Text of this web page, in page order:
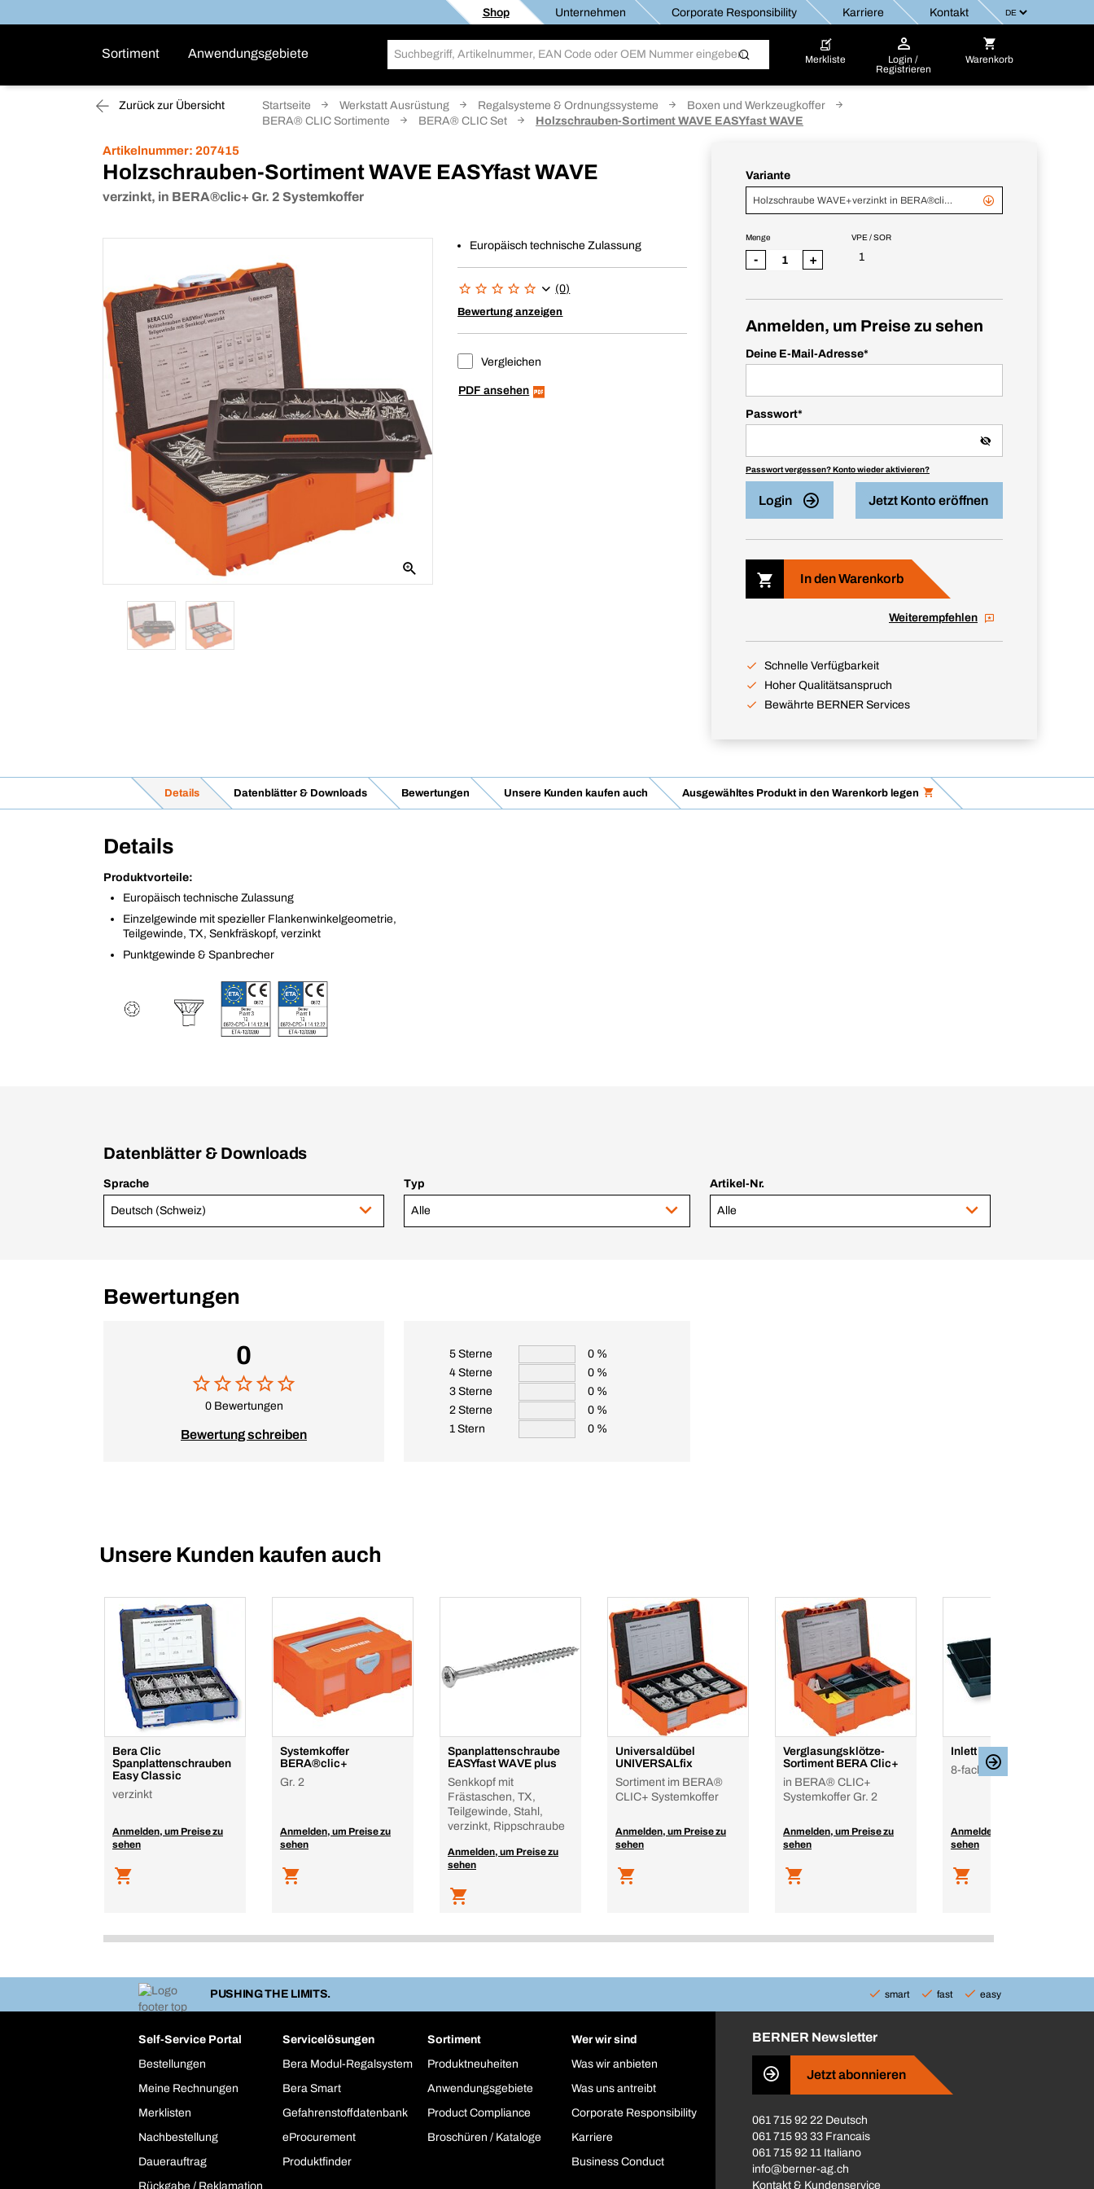
Shop Unternehmen Corporate Responsibility Karriere Kontakt
Sortiment Anwendungsgebiete Merkliste
Login /
Registrieren
Warenkorb
Zurück zur Übersicht Startseite Werkstatt Ausrüstung Regalsysteme & Ordnungssysteme
Boxen und Werkzeugkoffer
BERA® CLIC Sortimente
BERA® CLIC Set Holzschrauben-Sortiment WAVE EASYfast WAVE
Artikelnummer: 207415
Holzschrauben-Sortiment WAVE EASYfast WAVE
verzinkt, in BERA®clic+ Gr. 2 Systemkoffer
Europäisch technische Zulassung
(0)
Bewertung anzeigen
Vergleichen
PDF ansehen
Variante
Holzschraube WAVE+verzinkt in BERA®clic+
VPE / SOR
1
Menge
- +
Anmelden, um Preise zu sehen
Deine E-Mail-Adresse*
Passwort*
Passwort vergessen? Konto wieder aktivieren?
Login Jetzt Konto eröffnen
In den Warenkorb
Weiterempfehlen
Schnelle Verfügbarkeit
Hoher Qualitätsanspruch
Bewährte BERNER Services
Details Datenblätter & Downloads Bewertungen Unsere Kunden kaufen auch Ausgewähltes Produkt in den Warenkorb legen
Details
Produktvorteile:
Europäisch technische Zulassung
Einzelgewinde mit spezieller Flankenwinkelgeometrie,
Teilgewinde, TX, Senkfräskopf, verzinkt
Punktgewinde & Spanbrecher
Datenblätter & Downloads
Sprache
Deutsch (Schweiz)
Typ
Alle
Artikel-Nr.
Alle
Bewertungen
0
0 Bewertungen
Bewertung schreiben
5 Sterne
0 %
4 Sterne
0 %
3 Sterne
0 %
2 Sterne
0 %
1 Stern
0 %
Unsere Kunden kaufen auch
Bera Clic
Spanplattenschrauben
Easy Classic
verzinkt
Anmelden, um Preise zu
sehen
Systemkoffer
BERA®clic+
Gr. 2
Anmelden, um Preise zu
sehen
Spanplattenschraube
EASYfast WAVE plus
Senkkopf mit
Frästaschen, TX,
Teilgewinde, Stahl,
verzinkt, Rippschraube
Anmelden, um Preise zu
sehen
Universaldübel
UNIVERSALfix
Sortiment im BERA®
CLIC+ Systemkoffer
Anmelden, um Preise zu
sehen
Verglasungsklötze-
Sortiment BERA Clic+
in BERA® CLIC+
Systemkoffer Gr. 2
Anmelden, um Preise zu
sehen
Inlett BERA®clic+
8-fach
Anmelden, um Preise zu
sehen
PUSHING THE LIMITS. smart fast easy
Self-Service Portal
Bestellungen
Meine Rechnungen
Merklisten
Nachbestellung
Dauerauftrag
Rückgabe / Reklamation
Servicelösungen
Bera Modul-Regalsystem
Bera Smart
Gefahrenstoffdatenbank
eProcurement
Produktfinder
Sortiment
Produktneuheiten
Anwendungsgebiete
Product Compliance
Broschüren / Kataloge
Wer wir sind
Was wir anbieten
Was uns antreibt
Corporate Responsibility
Karriere
Business Conduct
BERNER Newsletter
Jetzt abonnieren
061 715 92 22 Deutsch
061 715 93 33 Francais
061 715 92 11 Italiano
info@berner-ag.ch
Kontakt & Kundenservice